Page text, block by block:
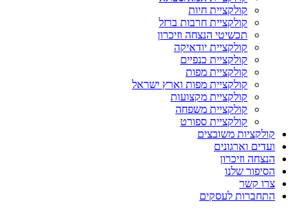
קולקציית חיות
קולקציית חרבות ברזל
תכשיטי הנצחה וזיכרון
קולקציית יודאיקה
קולקציית כנפיים
קולקציית מפות
קולקציית מפות וארץ ישראל
קולקציית מקצועות
קולקציית משפחה
קולקציית ספורט
קולקציות משובצים
ועדים וארגונים
הנצחה וזיכרון
הסיפור שלנו
צרו קשר
התחברות לעסקים